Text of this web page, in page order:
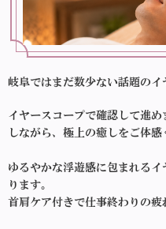
岐阜ではまだ数少ない話題のイ
イヤースコープで確認して進
しながら、極上の癒しをご体感
ゆるやかな浮遊感に包まれる
ります。
首肩ケア付きで仕事終わりの疲